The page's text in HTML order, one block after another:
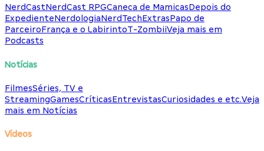
NerdCastNerdCast RPGCaneca de MamicasDepois do
ExpedienteNerdologiaNerdTechExtrasPapo de
ParceiroFrança e o LabirintoT-ZombiiVeja mais em
Podcasts
Notícias
FilmesSéries, TV e
StreamingGamesCríticasEntrevistasCuriosidades e etc.Veja
mais em Notícias
Vídeos